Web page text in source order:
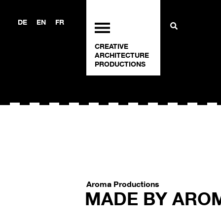
DE EN FR
CREATIVE
ARCHITECTURE
PRODUCTIONS
Aroma Productions
MADE BY